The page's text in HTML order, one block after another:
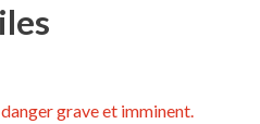
grave et imminent.